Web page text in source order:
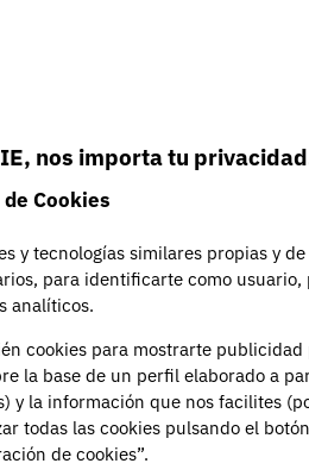
infancia no solo tienen
reducen la necesidad de
temprana no es solo una
capacidades de las personas a
es uno de los pilares sobre los
Especiales Online
responder a la diversidad
temprana
nos importa tu
Cookies
y tecnologías similares propias y
para identificarte como
analíticos.
cookies para mostrarte
la base de un perfil elaborado a
y la información que nos facilites
todas las cookies pulsando el
de cookies”.